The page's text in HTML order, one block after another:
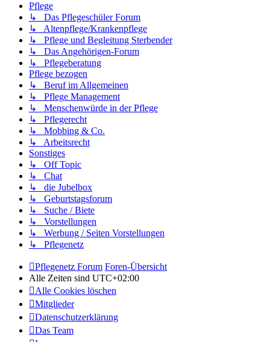
Pflege
↳ Das Pflegeschüler Forum
↳ Altenpflege/Krankenpflege
↳ Pflege und Begleitung Sterbender
↳ Das Angehörigen-Forum
↳ Pflegeberatung
Pflege bezogen
↳ Beruf im Allgemeinen
↳ Pflege Management
↳ Menschenwürde in der Pflege
↳ Pflegerecht
↳ Mobbing & Co.
↳ Arbeitsrecht
Sonstiges
↳ Off Topic
↳ Chat
↳ die Jubelbox
↳ Geburtstagsforum
↳ Suche / Biete
↳ Vorstellungen
↳ Werbung / Seiten Vorstellungen
↳ Pflegenetz
Pflegenetz Forum Foren-Übersicht
Alle Zeiten sind UTC+02:00
Alle Cookies löschen
Mitglieder
Datenschutzerklärung
Das Team